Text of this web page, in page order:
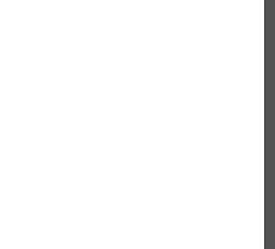
de dos hojas con
o acero: diseño